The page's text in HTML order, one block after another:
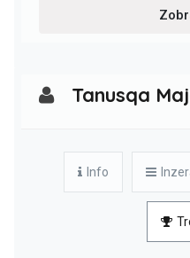
Tanusqa
Info